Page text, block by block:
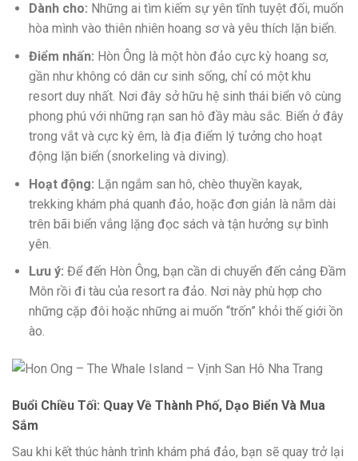
Dành cho: Những ai tìm kiếm sự yên tĩnh tuyệt đối, muốn
hòa mình vào thiên nhiên hoang sơ và yêu thích lặn biển.
Điểm nhấn: Hòn Ông là một hòn đảo cực kỳ hoang sơ,
gần như không có dân cư sinh sống, chỉ có một khu
resort duy nhất. Nơi đây sở hữu hệ sinh thái biển vô cùng
phong phú với những rạn san hô đầy màu sắc. Biển ở đây
trong vắt và cực kỳ êm, là địa điểm lý tưởng cho hoạt
động lặn biển (snorkeling và diving).
Hoạt động: Lặn ngắm san hô, chèo thuyền kayak,
trekking khám phá quanh đảo, hoặc đơn giản là nằm dài
trên bãi biển vắng lặng đọc sách và tận hưởng sự bình
yên.
Lưu ý: Để đến Hòn Ông, bạn cần di chuyển đến cảng Đầm
Môn rồi đi tàu của resort ra đảo. Nơi này phù hợp cho
những cặp đôi hoặc những ai muốn “trốn” khỏi thế giới ồn
ào.
Buổi Chiều Tối: Quay Về Thành Phố, Dạo Biển Và Mua
Sắm
Sau khi kết thúc hành trình khám phá đảo, bạn sẽ quay trở lại